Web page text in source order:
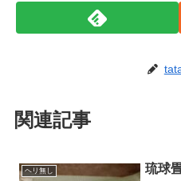
関連記事
ヘリ無し 琉球